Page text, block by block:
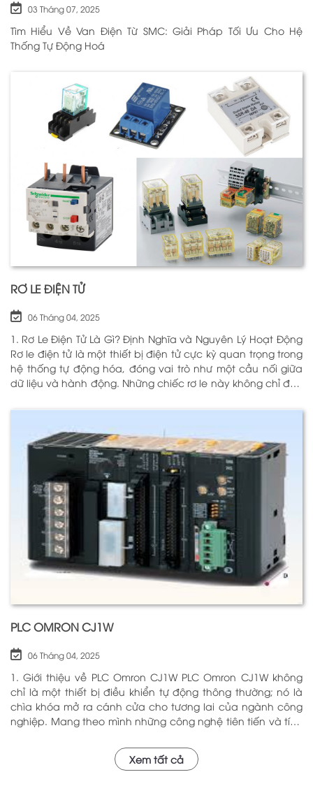
03 Tháng 07, 2025
Tìm Hiểu Về Van Điện Từ SMC: Giải Pháp Tối Ưu Cho Hệ
Thống Tự Động Hoá
RƠ LE ĐIỆN TỬ
06 Tháng 04, 2025
1. Rơ Le Điện Tử Là Gì? Định Nghĩa và Nguyên Lý Hoạt Động
Rơ le điện tử là một thiết bị điện tử cực kỳ quan trọng trong
hệ thống tự động hóa, đóng vai trò như một cầu nối giữa
dữ liệu và hành động. Những chiếc rơ le này không chỉ đơn
thông minh giúp điều khiển và giám sát hoạt động của các
thiết bị khác nhau trong môi trường công nghiệp cũng như
trong hộ gia đình. Bằng cách sử dụng công nghệ hiện đại,
rơ le điện tử có khả năng xử lý và phản hồi nhanh chóng,
nhằm nâng cao hiệu suất hoạt động và độ an toàn cho
các hệ thống mà nó kiểm soát. N
PLC OMRON CJ1W
06 Tháng 04, 2025
1. Giới thiệu về PLC Omron CJ1W PLC Omron CJ1W không
chỉ là một thiết bị điều khiển tự động thông thường; nó là
chìa khóa mở ra cánh cửa cho tương lai của ngành công
nghiệp. Mang theo mình những công nghệ tiên tiến và tính
mình qua nhiều năm phục vụ trong nhiều lĩnh vực khác
nhau. Với khả năng hoạt động ổn định và hiệu quả, sản
Xem tất cả